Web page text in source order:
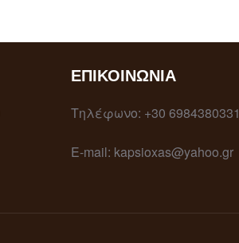
ΕΠΙΚΟΙΝΩΝΊΑ
Τηλέφωνο: +30 6984380331
E-mail: kapsioxas@yahoo.gr